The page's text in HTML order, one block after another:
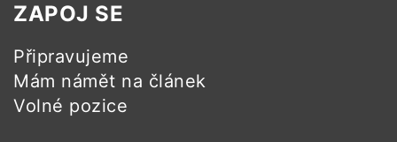
ZAPOJ SE
Připravujeme
Mám námět na článek
Volné pozice